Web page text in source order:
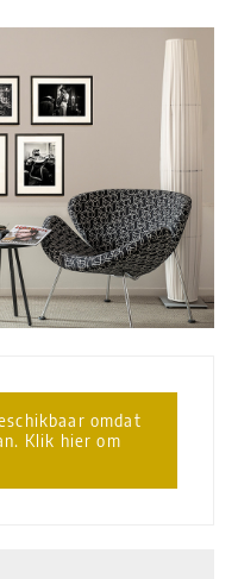
omdat
Klik hier om